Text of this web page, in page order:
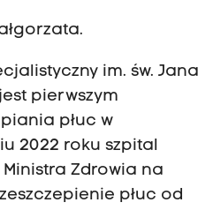
im. św. Jana
pierwszym
płuc w
2022 roku szpital
Zdrowia na
płuc od